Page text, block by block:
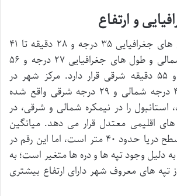
و ارتفاع
استانبول بین عرض های جغرافیایی ۳۵ درجه و ۲۸ دقیقه تا ۴۱
درجه و ۲۷ دقیقه شمالی و طول های جغرافیایی ۲۷ درجه و ۵۶
دقیقه تا ۲۹ درجه و ۵۵ دقیقه شرقی قرار دارد. مرکز شهر در
مختصات تقریبی ۴۱ درجه شمالی و ۲۹ درجه شرقی واقع شده
را در نیمکره شمالی و شرقی، در
اقلیمی معتدل قرار می دهد. میانگین
ارتفاع استانبول از سطح دریا حدود ۴۰ متر است، اما این رقم در
دلیل وجود تپه ها و دره ها متغیر است؛ به
تپه های معروف شهر دارای ارتفاع بیشتری